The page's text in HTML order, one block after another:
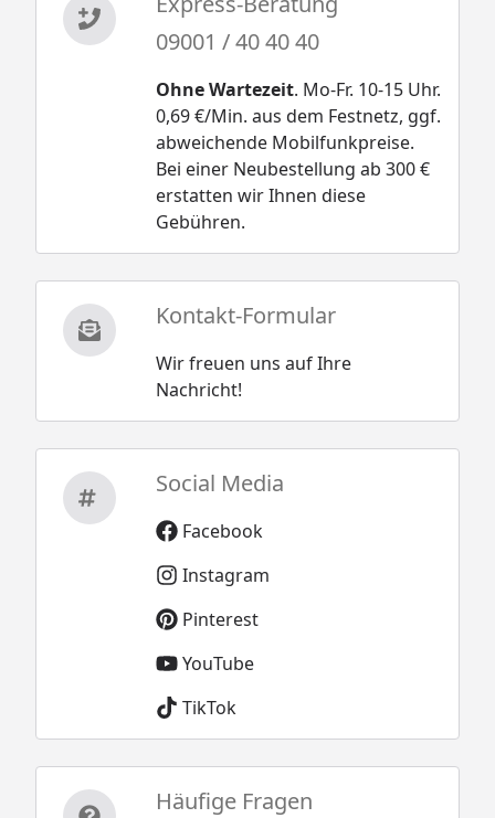
09001 / 40 40 40
Ohne Wartezeit. Mo-Fr. 10-15 Uhr.
0,69 €/Min. aus dem Festnetz, ggf.
abweichende Mobilfunkpreise.
Bei einer Neubestellung ab 300 €
erstatten wir Ihnen diese
Gebühren.
Kontakt-Formular
Wir freuen uns auf Ihre
Nachricht!
Social Media
Facebook
Instagram
Pinterest
YouTube
TikTok
Häufige Fragen